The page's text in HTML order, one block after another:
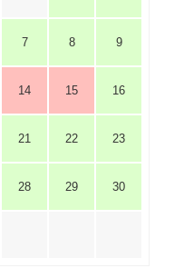
7 8 9
14 15 16
21 22 23
28 29 30